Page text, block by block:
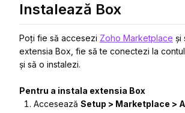
Instalează Box
Poți fie să accesezi Zoho Marketplace și
extensia Box, fie să te conectezi la
și să o instalezi.
Pentru a instala extensia Box
Accesează Setup > Marketplace >